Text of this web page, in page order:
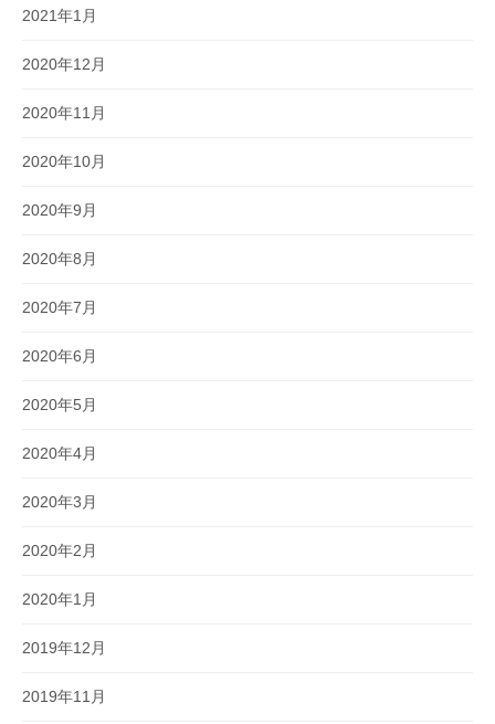
2021年1月
2020年12月
2020年11月
2020年10月
2020年9月
2020年8月
2020年7月
2020年6月
2020年5月
2020年4月
2020年3月
2020年2月
2020年1月
2019年12月
2019年11月